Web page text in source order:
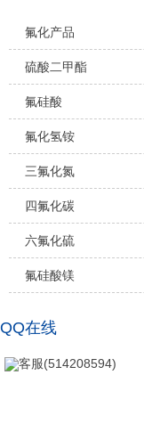
氟化产品
硫酸二甲酯
氟硅酸
氟化氢铵
三氟化氮
四氟化碳
六氟化硫
氟硅酸镁
QQ在线
客服(514208594)